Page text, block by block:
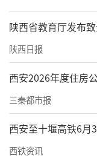
学习、自我
数”带动“绝大
会阶层人士联
社会阶层人士
作经验等，着
践创新基地和
以实干为要，
陕西省教育厅发布
陕西日报
西安2026年度住房
三秦都市报
西安至十堰高铁6月
西铁资讯